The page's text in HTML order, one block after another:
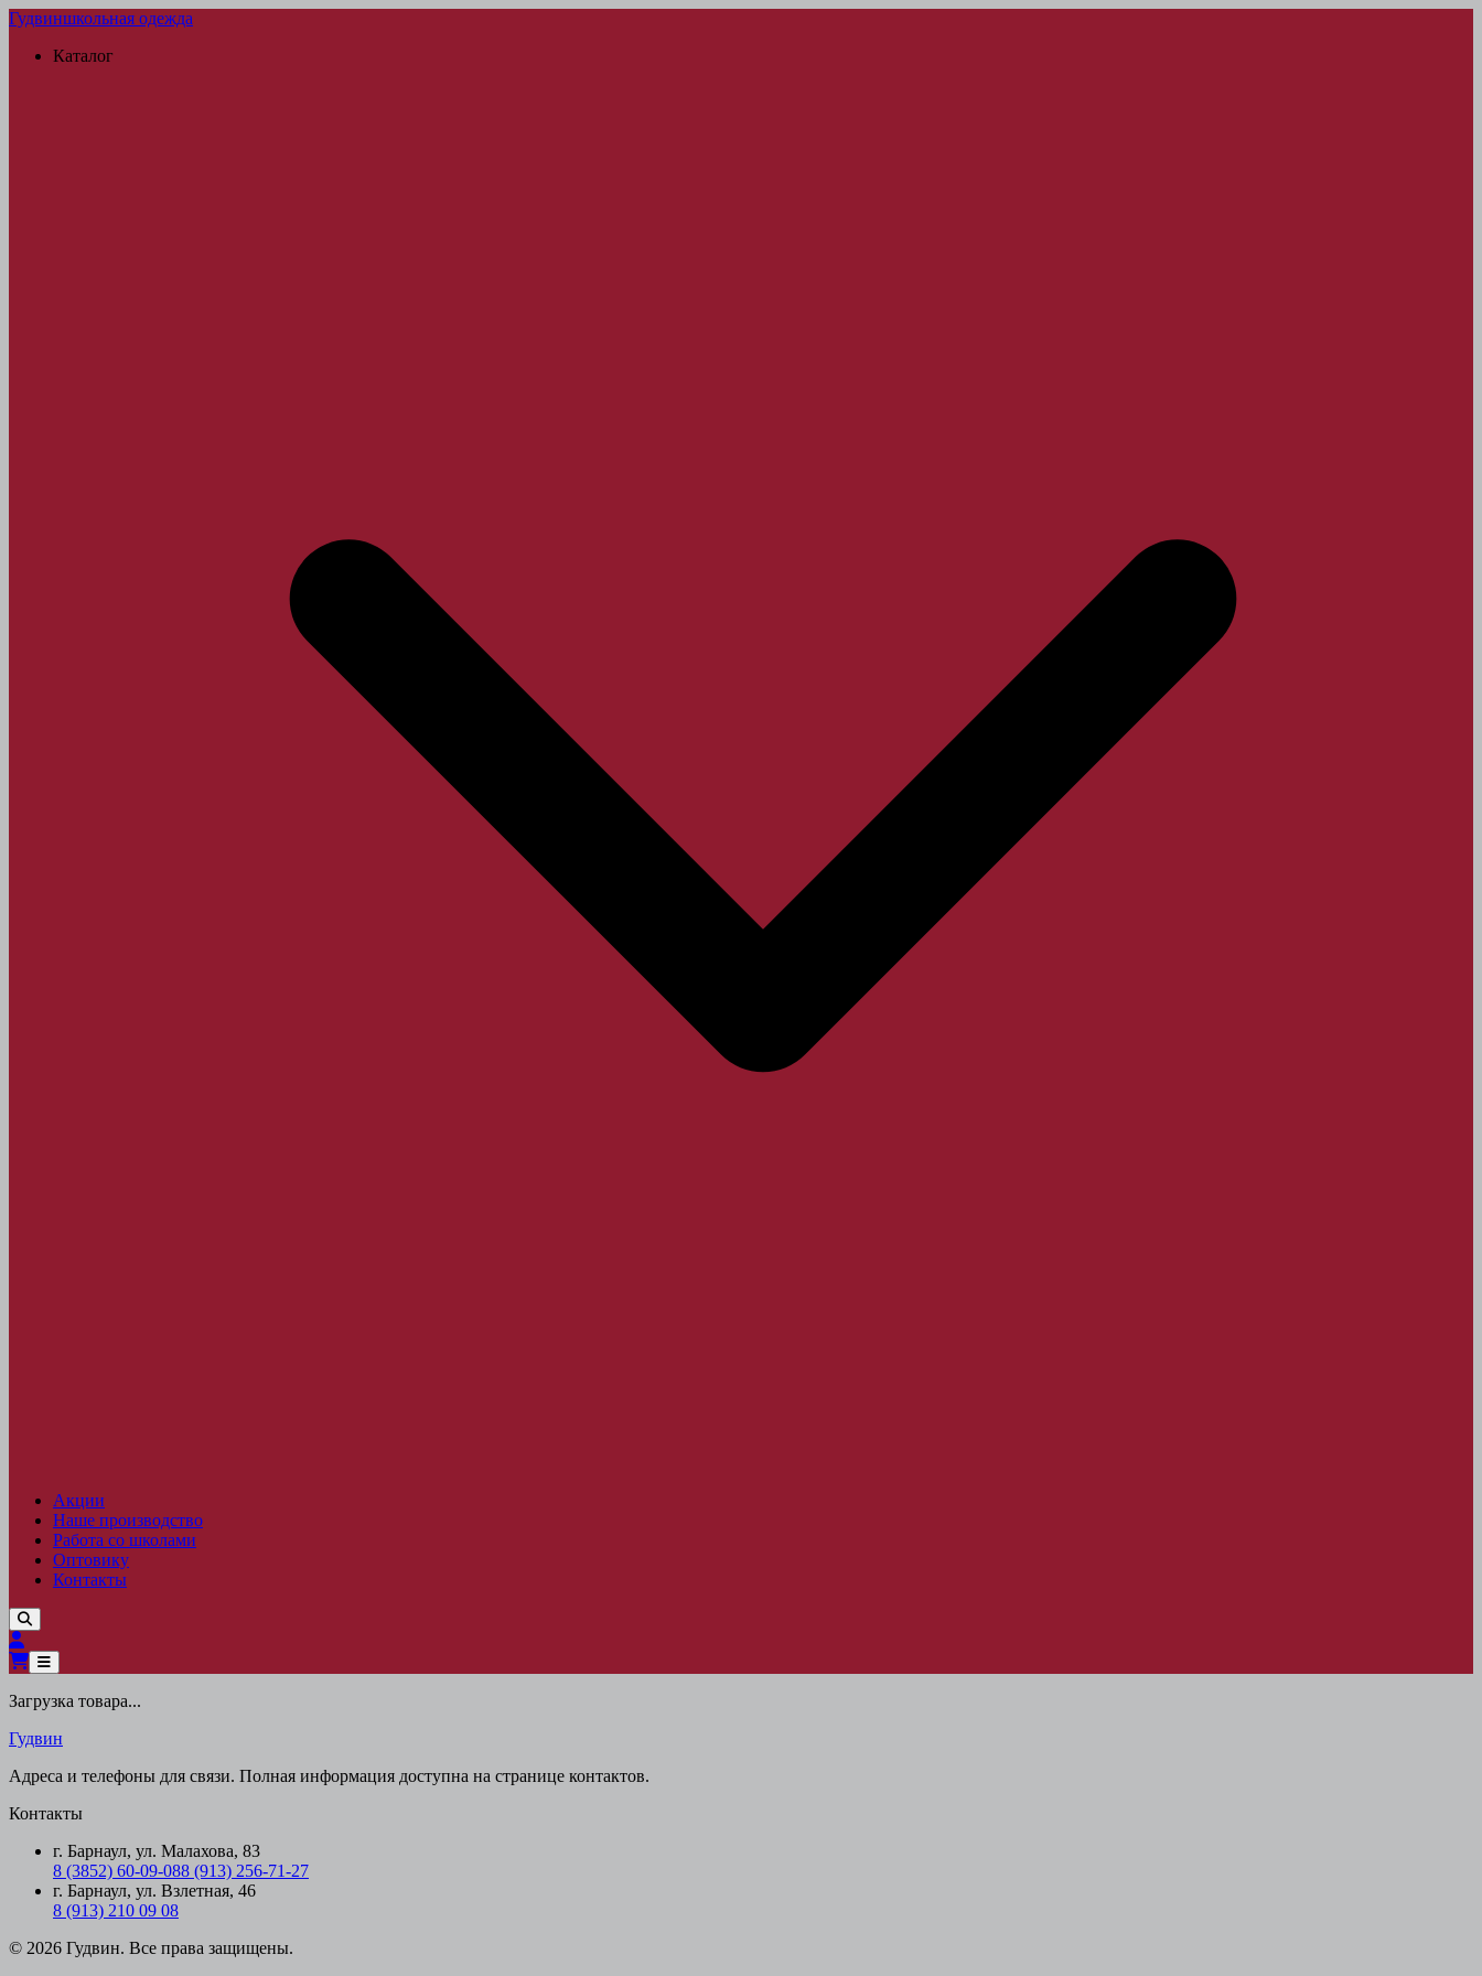
Гудвиншкольная одежда
Каталог
Акции
Наше производство
Работа со школами
Оптовику
Контакты
Загрузка товара...
Гудвин
Адреса и телефоны для связи. Полная информация доступна на странице контактов.
Контакты
г. Барнаул, ул. Малахова, 83
8 (3852) 60-09-088 (913) 256-71-27
г. Барнаул, ул. Взлетная, 46
8 (913) 210 09 08
© 2026 Гудвин. Все права защищены.